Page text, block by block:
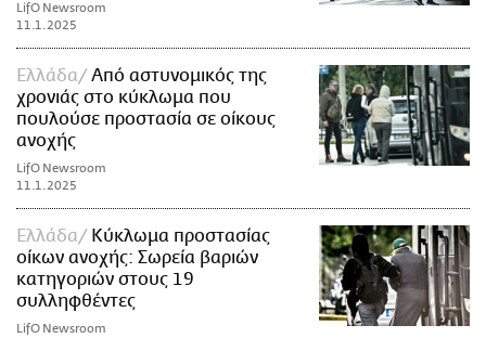
LifO Newsroom
11.1.2025
Ελλάδα
Από αστυνομικός της
χρονιάς στο κύκλωμα που
πουλούσε προστασία σε οίκους
ανοχής
LifO Newsroom
11.1.2025
Ελλάδα
Κύκλωμα προστασίας
οίκων ανοχής: Σωρεία βαριών
κατηγοριών στους 19
συλληφθέντες
LifO Newsroom